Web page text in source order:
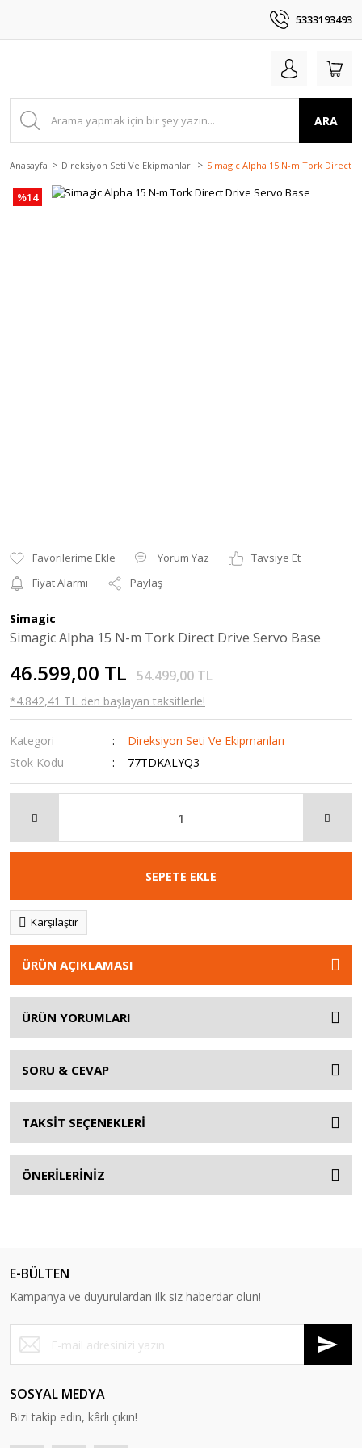
5333193493
ARA
Anasayfa Direksiyon Seti Ve Ekipmanları Simagic Alpha 15 N-m Tork Direct
%14
Yorum Yaz
Tavsiye Et
Fiyat Alarmı
Paylaş
Simagic
Simagic Alpha 15 N-m Tork Direct Drive Servo Base
46.599,00 TL 54.499,00 TL
*4.842,41 TL den başlayan taksitlerle!
Kategori
Direksiyon Seti Ve Ekipmanları
Stok Kodu
77TDKALYQ3
SEPETE EKLE
Karşılaştır
ÜRÜN AÇIKLAMASI
ÜRÜN YORUMLARI
SORU & CEVAP
TAKSİT SEÇENEKLERİ
ÖNERİLERİNİZ
E-BÜLTEN
Kampanya ve duyurulardan ilk siz haberdar olun!
SOSYAL MEDYA
Bizi takip edin, kârlı çıkın!